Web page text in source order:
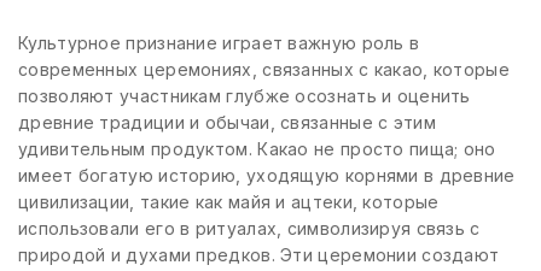
Культурное признание играет важную роль в
современных церемониях, связанных с какао, которые
позволяют участникам глубже осознать и оценить
древние традиции и обычаи, связанные с этим
удивительным продуктом. Какао не просто пища; оно
имеет богатую историю, уходящую корнями в древние
цивилизации, такие как майя и ацтеки, которые
использовали его в ритуалах, символизируя связь с
природой и духами предков. Эти церемонии создают